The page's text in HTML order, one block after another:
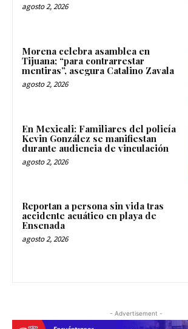
agosto 2, 2026
Morena celebra asamblea en
Tijuana; “para contrarrestar
mentiras”, asegura Catalino Zavala
agosto 2, 2026
En Mexicali: Familiares del policía
Kevin González se manifiestan
durante audiencia de vinculación
agosto 2, 2026
Reportan a persona sin vida tras
accidente acuático en playa de
Ensenada
agosto 2, 2026
- Advertisement -